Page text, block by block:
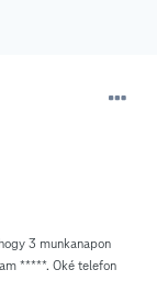
3 munkanapon
*****. Oké telefon